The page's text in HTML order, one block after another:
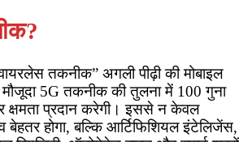
तकनीक” अगली पीढ़ी की मोबाइल
मौजूदा 5G तकनीक की तुलना में 100 गुना
प्रदान करेगी। इससे न केवल
बेहतर होगा, बल्कि आर्टिफिशियल इंटेलिजेंस,